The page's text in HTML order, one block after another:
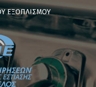
ΕΞΟΠΛΙΣΜΟΥ